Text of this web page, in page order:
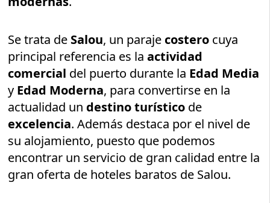
Se trata de Salou, un paraje costero cuya
principal referencia es laactividad
comercial del puerto durante la Edad Media
y Edad Moderna, para convertirse en la
actualidad un destino turístico de
excelencia. Además destaca por el nivel de
su alojamiento, puesto que podemos
encontrar un servicio de gran calidad entre la
gran oferta de hoteles baratos de Salou.